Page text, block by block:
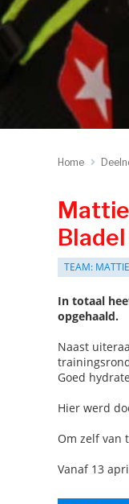
Home
TEAM:
In totaal
opgehaald.
Naast
Goed
Hier werd
Om zelf van
Vanaf 13